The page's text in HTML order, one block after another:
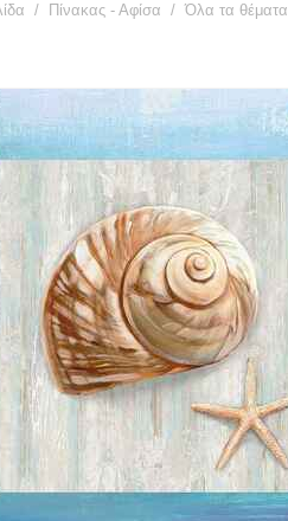
/ Πίνακας - Αφίσα / Όλα τα θέματα